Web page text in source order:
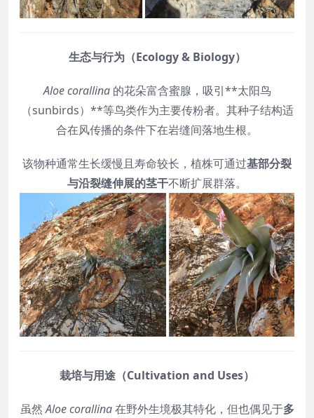
生态与行为（Ecology & Biology）
Aloe corallina的花朵富含蜜腺，吸引**太阳鸟
（sunbirds）**等鸟类作为主要传粉者。其种子结构适
合在风传播的条件下在岩缝间落地生根。
该物种通常生长缓慢且寿命较长，植株可通过基部分裂
与沿裂缝伸展的茎干不断扩展群落。
栽培与用途（Cultivation and Uses）
虽然Aloe corallina在野外生境极其特化，但也偶见于多